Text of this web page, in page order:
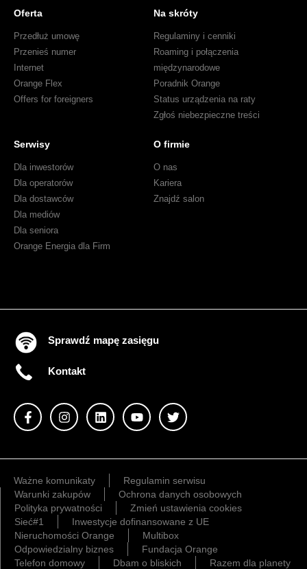
Oferta
Przedłuż umowę
Przenieś numer
Internet
Orange Flex
Offers for foreigners
Na skróty
Regulaminy i cenniki
Roaming i połączenia
międzynarodowe
Poradnik Orange
Status urządzenia na raty
Zgłoś niebezpieczne treści
Serwisy
Dla inwestorów
Dla operatorów
Dla dostawców
Dla mediów
Dla seniora
Orange Energia dla Firm
O firmie
O nas
Kariera
Znajdź salon
Sprawdź mapę zasięgu
Kontakt
Ważne komunikaty
Regulamin serwisu
Warunki zakupów
Ochrona danych osobowych
Polityka prywatności
Zmień ustawienia cookies
Sieć#1
Inwestycje dofinansowane z UE
Nieruchomości Orange
Multibox
Odpowiedzialny biznes
Fundacja Orange
Telefon domowy
Dbam o bliskich Razem dla planety